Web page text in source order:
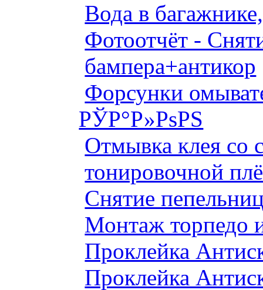
Вода в
Фотоотчёт -
бампера+антикор
Форсунки
РЎР°Р»РѕРЅ
Отмывка клея со
тонировочной
Снятие
Монтаж торпедо
Проклейка
Проклейка